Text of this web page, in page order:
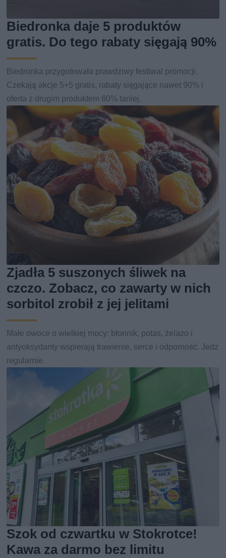
Biedronka daje 5 produktów
gratis. Do tego rabaty sięgają 90%
Biedronka przygotowała prawdziwy festiwal promocji.
Czekają akcje 5+5 gratis, rabaty sięgające nawet 90% i
oferta z drugim produktem 60% taniej.
Zjadła 5 suszonych śliwek na
czczo. Zobacz, co zawarty w nich
sorbitol zrobił z jej jelitami
Małe owoce o wielkiej mocy: błonnik, potas, żelazo i
antyoksydanty wspierają trawienie, serce i odporność. Jedz
regularnie.
Szok od czwartku w Stokrotce!
Kawa za darmo bez limitu